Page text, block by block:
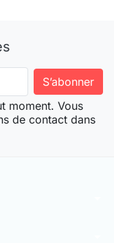
moment. Vous
de contact dans